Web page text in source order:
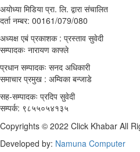
अयोध्या मिडिया प्रा. लि. द्वारा संचालित
दर्ता नम्बर: 00161/079/080
अध्यक्ष एबं प्रकाशक : प्रस्ताव सुवेदी
सम्पादकः नारायण काफ्ले
प्रधान सम्पादकः सनद अधिकारी
समाचार प्रमुख : अम्विका बन्जाडे
सह-सम्पादकः प्रदिप सुवेदी
सम्पर्क: ९८५५०५४१३५
Copyrights © 2022 Click Khabar All
Developed by: Namuna Computer